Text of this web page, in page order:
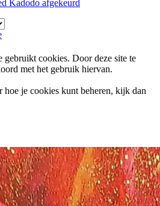
Kadodo afgekeurd
gebruikt cookies. Door deze site te
met het gebruik hiervan.
je cookies kunt beheren, kijk dan